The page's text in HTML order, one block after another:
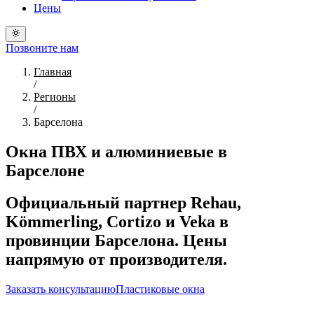
Цены
Позвоните нам
Главная
/
Регионы
/
Барселона
Окна ПВХ и алюминиевые в
Барселоне
Официальный партнер Rehau,
Kömmerling, Cortizo и Veka в
провинции Барселона. Цены
напрямую от производителя.
Заказать консультациюПластиковые окна